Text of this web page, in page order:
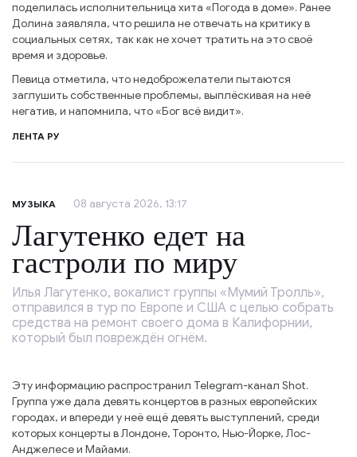
поделилась исполнительница хита «Погода в доме». Ранее
Долина заявляла, что решила не отвечать на критику в
социальных сетях, так как не хочет тратить на это своё
время и здоровье.
Певица отметила, что недоброжелатели пытаются
заглушить собственные проблемы, выплёскивая на неё
негатив, и напомнила, что «Бог всё видит».
ЛЕНТА РУ
МУЗЫКА 08 августа 2026, 13:17
Лагутенко едет на
гастроли по миру
Илья Лагутенко, вокалист группы «Мумий Тролль»,
отправился в тур по Европе и США с целью собрать
средства на ремонт своего дома в Калифорнии,
который был повреждён огнём.
Эту информацию распространил Telegram-канал Shot.
Группа уже дала девять концертов в разных европейских
городах, и впереди у неё ещё девять выступлений, среди
которых концерты в Лондоне, Торонто, Нью-Йорке, Лос-
Анджелесе и Майами.